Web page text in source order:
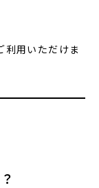
利用いただけま